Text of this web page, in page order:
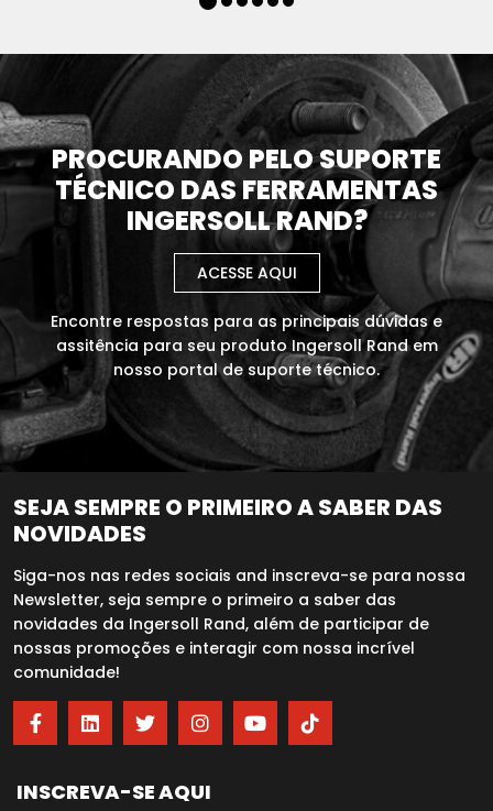
PROCURANDO PELO SUPORTE
TÉCNICO DAS FERRAMENTAS
INGERSOLL RAND?
ACESSE AQUI
Encontre respostas para as principais dúvidas e
assitência para seu produto Ingersoll Rand em
nosso portal de suporte técnico.
SEJA SEMPRE O PRIMEIRO A SABER DAS
NOVIDADES
Siga-nos nas redes sociais and inscreva-se para nossa
Newsletter, seja sempre o primeiro a saber das
novidades da Ingersoll Rand, além de participar de
nossas promoções e interagir com nossa incrível
comunidade!
INSCREVA-SE AQUI